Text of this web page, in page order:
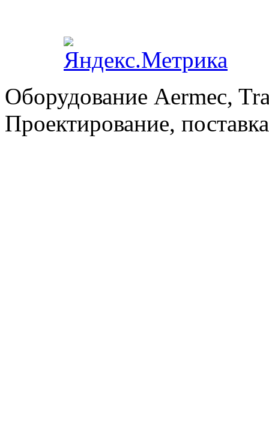
Оборудование Aermec,
Проектирование,